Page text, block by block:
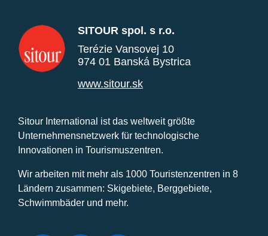
SITOUR spol. s r.o.
Terézie Vansovej 10
974 01 Banská Bystrica
www.sitour.sk
Sitour International ist das weltweit größte
Unternehmensnetzwerk für technologische
Innovationen in Tourismuszentren.
Wir arbeiten mit mehr als 1000 Touristenzentren in 8
Ländern zusammen: Skigebiete, Berggebiete,
Schwimmbäder und mehr.